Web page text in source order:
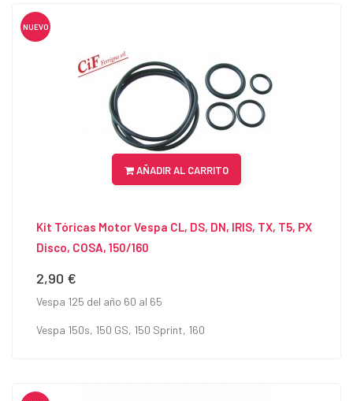
NUEVO
AÑADIR AL CARRITO
Kit Tóricas Motor Vespa CL, DS, DN, IRIS, TX, T5, PX
Disco, COSA, 150/160
Precio
2,90 €
Vespa 125 del año 60 al 65
Vespa 150s, 150 GS, 150 Sprint, 160